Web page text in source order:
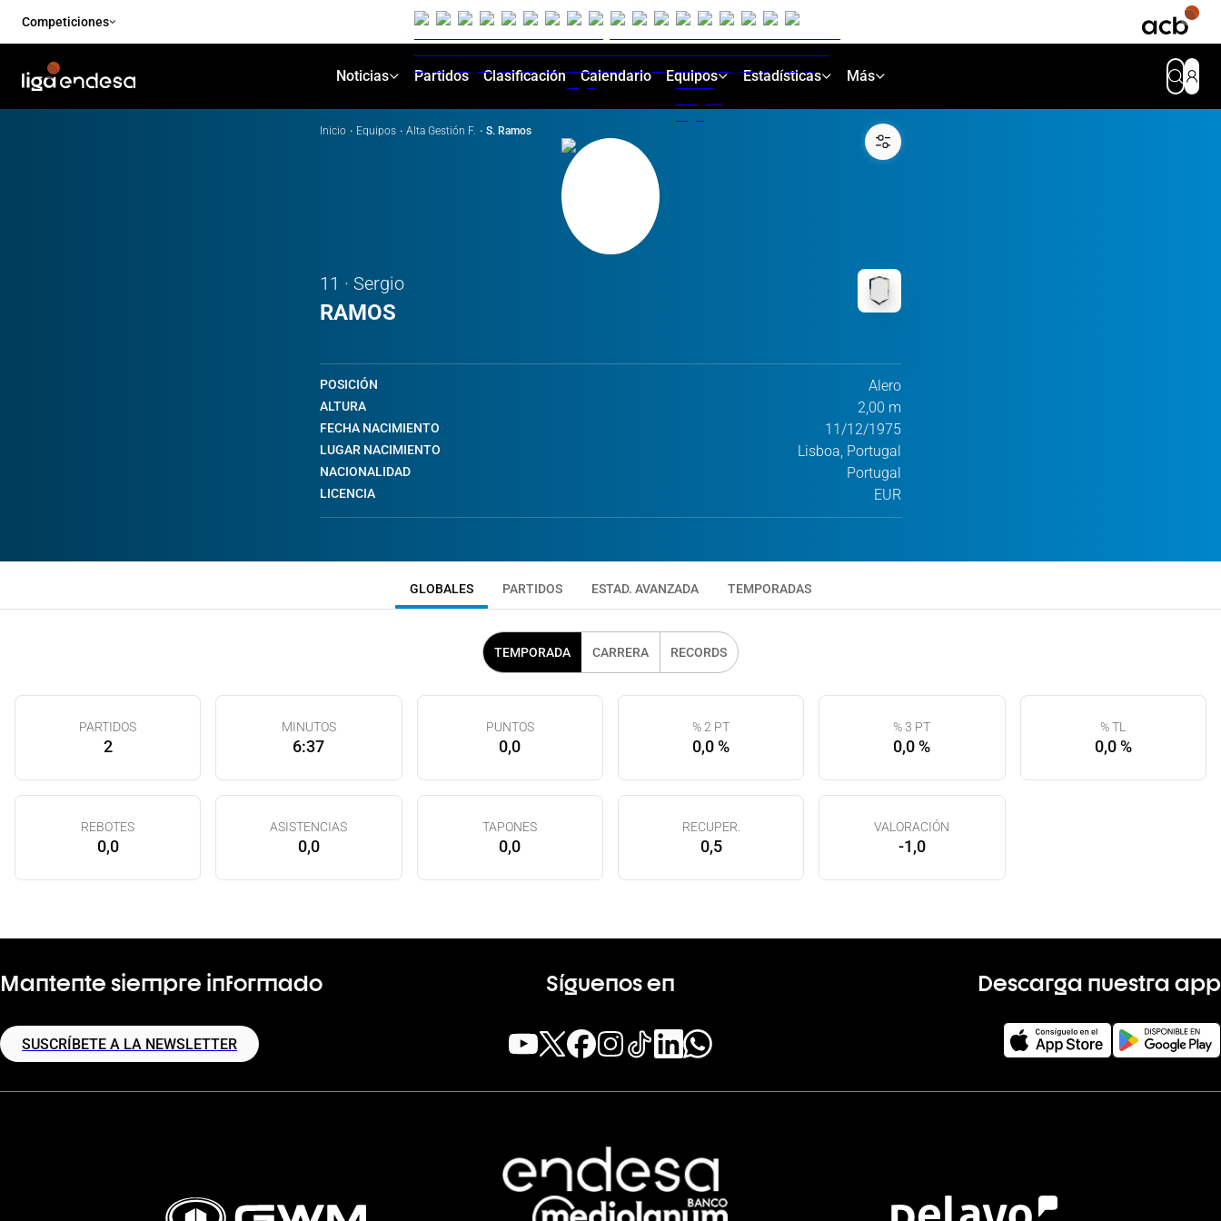
Competiciones
Noticias Partidos Clasificación Calendario Equipos Estadísticas Más
Inicio · Equipos · Alta Gestión F. · S. Ramos
11 · Sergio
RAMOS
POSICIÓN Alero
ALTURA 2,00 m
FECHA NACIMIENTO 11/12/1975
LUGAR NACIMIENTO Lisboa, Portugal
NACIONALIDAD Portugal
LICENCIA EUR
GLOBALES PARTIDOS ESTAD. AVANZADA TEMPORADAS
TEMPORADA CARRERA RECORDS
PARTIDOS
2
MINUTOS
6:37
PUNTOS
0,0
% 2 PT
0,0 %
% 3 PT
0,0 %
% TL
0,0 %
REBOTES
0,0
ASISTENCIAS
0,0
TAPONES
0,0
RECUPER.
0,5
VALORACIÓN
-1,0
Mantente siempre informado
SUSCRÍBETE A LA NEWSLETTER
Síguenos en Descarga nuestra app